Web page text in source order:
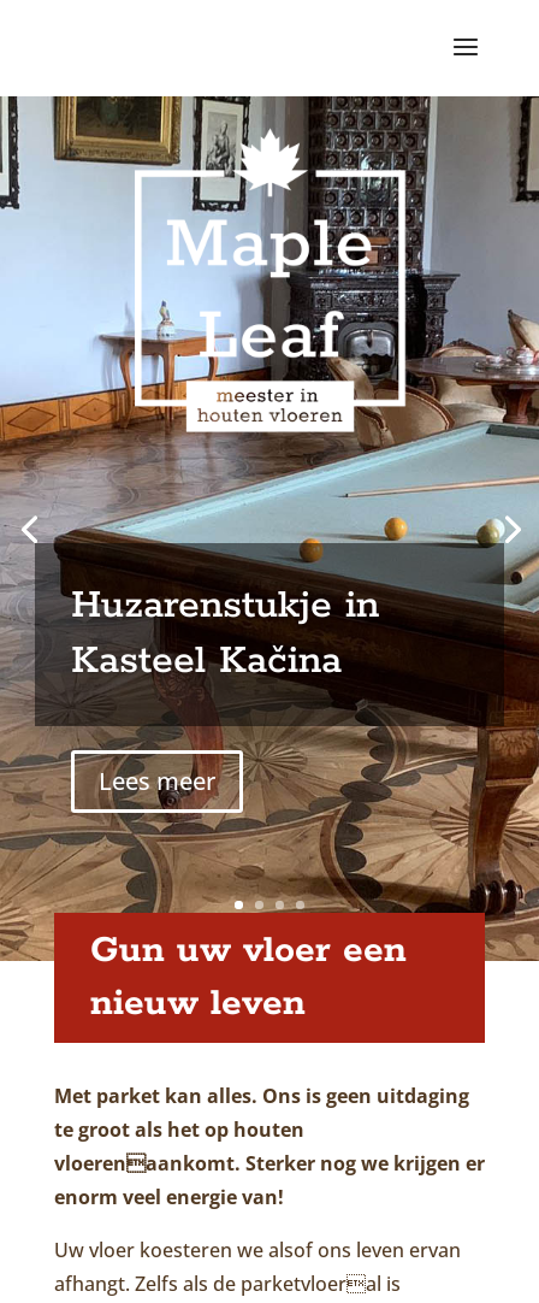
Huzarenstukje in
Kasteel Kačina
Lees meer
Gun uw vloer een
nieuw leven
Met parket kan alles. Ons is geen uitdaging
te groot als het op houten
vloerenaankomt. Sterker nog we krijgen er
enorm veel energie van!
Uw vloer koesteren we alsof ons leven ervan
afhangt. Zelfs als de parketvloeral is